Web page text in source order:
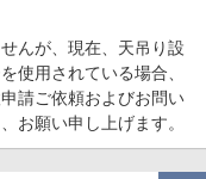
んが、現在、天吊り設
使用されている場合、
請ご依頼およびお問い
お願い申し上げます。